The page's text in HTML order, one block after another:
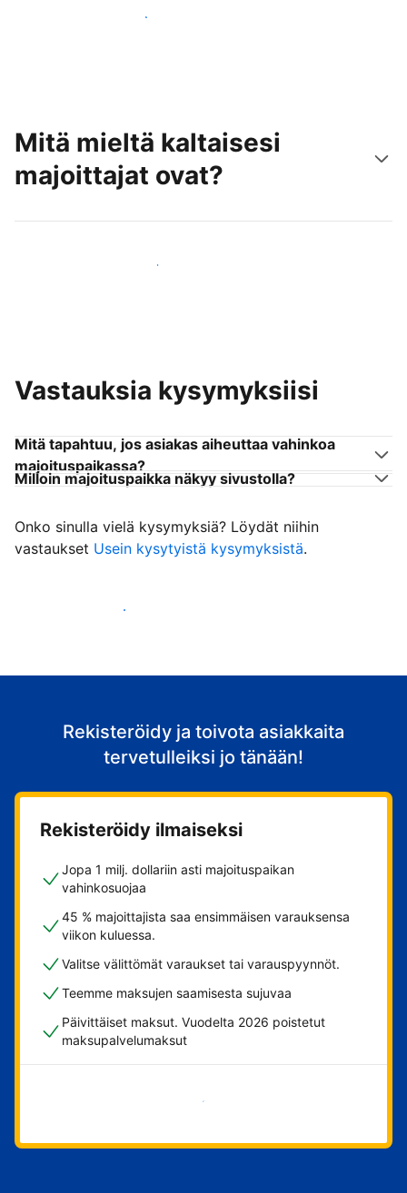
Tavoita uusia asiakkaita jo tänään
Mitä mieltä kaltaisesi
majoittajat ovat?
Liity kaltaistesi majoittajien joukkoon
Vastauksia kysymyksiisi
Mitä tapahtuu, jos asiakas aiheuttaa vahinkoa
majoituspaikassa?
Milloin majoituspaikka näkyy sivustolla?
Onko sinulla vielä kysymyksiä? Löydät niihin
vastaukset Usein kysytyistä kysymyksistä.
Ala vastaanottaa asiakkaita
Rekisteröidy ja toivota asiakkaita
tervetulleiksi jo tänään!
Rekisteröidy ilmaiseksi
Jopa 1 milj. dollariin asti majoituspaikan
vahinkosuojaa
45 % majoittajista saa ensimmäisen varauksensa
viikon kuluessa.
Valitse välittömät varaukset tai varauspyynnöt.
Teemme maksujen saamisesta sujuvaa
Päivittäiset maksut. Vuodelta 2026 poistetut
maksupalvelumaksut
Aloita nyt